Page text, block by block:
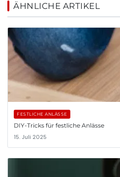
ÄHNLICHE ARTIKEL
FESTLICHE ANLÄSSE
DIY-Tricks für festliche Anlässe
15. Juli 2025